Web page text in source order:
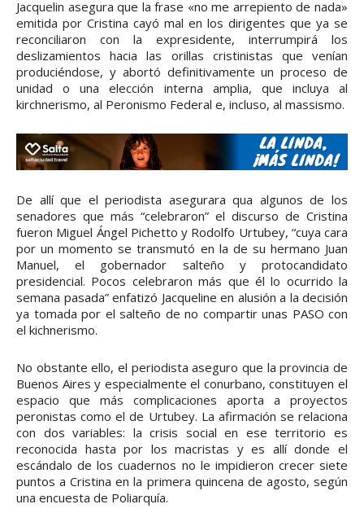
Jacquelin asegura que la frase «no me arrepiento de nada»
emitida por Cristina cayó mal en los dirigentes que ya se
reconciliaron con la expresidente, interrumpirá los
deslizamientos hacia las orillas cristinistas que venían
produciéndose, y abortó definitivamente un proceso de
unidad o una elección interna amplia, que incluya al
kirchnerismo, al Peronismo Federal e, incluso, al massismo.
De allí que el periodista asegurara qua algunos de los
senadores que más “celebraron” el discurso de Cristina
fueron Miguel Ángel Pichetto y Rodolfo Urtubey, “cuya cara
por un momento se transmutó en la de su hermano Juan
Manuel, el gobernador salteño y protocandidato
presidencial. Pocos celebraron más que él lo ocurrido la
semana pasada” enfatizó Jacqueline en alusión a la decisión
ya tomada por el salteño de no compartir unas PASO con
el kichnerismo.
No obstante ello, el periodista aseguro que la provincia de
Buenos Aires y especialmente el conurbano, constituyen el
espacio que más complicaciones aporta a proyectos
peronistas como el de Urtubey. La afirmación se relaciona
con dos variables: la crisis social en ese territorio es
reconocida hasta por los macristas y es allí donde el
escándalo de los cuadernos no le impidieron crecer siete
puntos a Cristina en la primera quincena de agosto, según
una encuesta de Poliarquía.